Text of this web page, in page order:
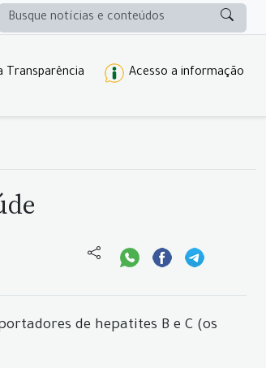
Transparência Acesso a informação
de hepatites B e C (os